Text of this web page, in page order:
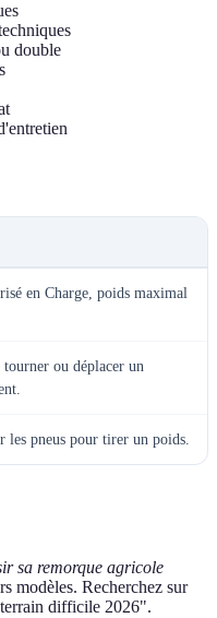
double
en Charge, poids maximal
ou déplacer un
les pneus pour tirer un poids.
sa remorque agricole
modèles. Recherchez sur
difficile 2026".